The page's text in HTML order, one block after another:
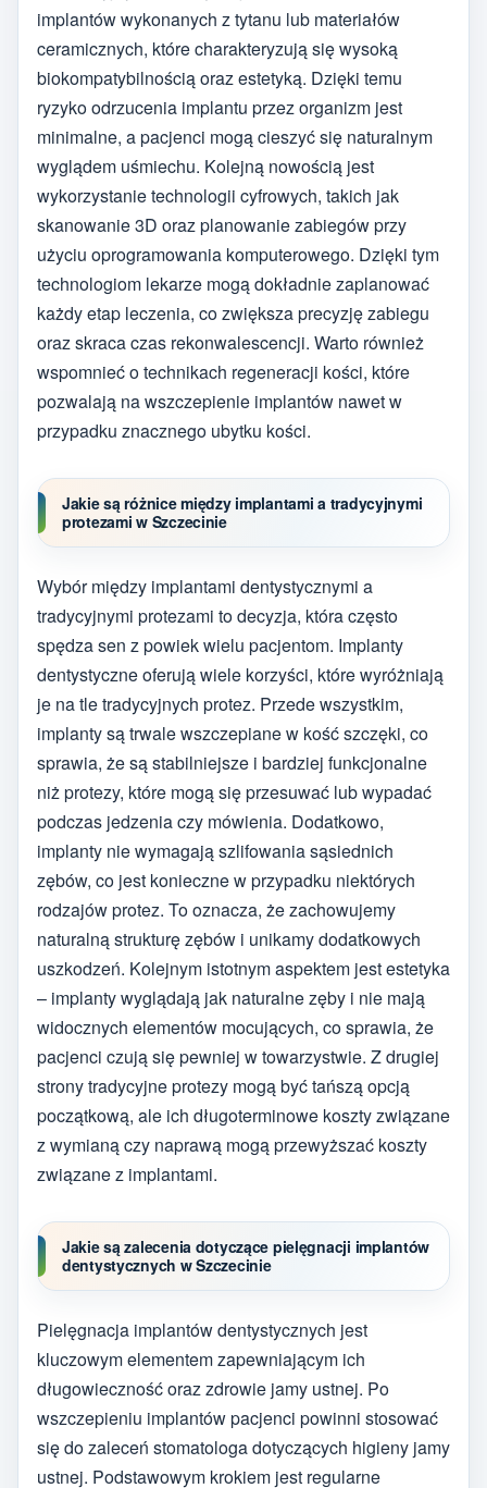
implantów wykonanych z tytanu lub materiałów
ceramicznych, które charakteryzują się wysoką
biokompatybilnością oraz estetyką. Dzięki temu
ryzyko odrzucenia implantu przez organizm jest
minimalne, a pacjenci mogą cieszyć się naturalnym
wyglądem uśmiechu. Kolejną nowością jest
wykorzystanie technologii cyfrowych, takich jak
skanowanie 3D oraz planowanie zabiegów przy
użyciu oprogramowania komputerowego. Dzięki tym
technologiom lekarze mogą dokładnie zaplanować
każdy etap leczenia, co zwiększa precyzję zabiegu
oraz skraca czas rekonwalescencji. Warto również
wspomnieć o technikach regeneracji kości, które
pozwalają na wszczepienie implantów nawet w
przypadku znacznego ubytku kości.
Jakie są różnice między implantami a tradycyjnymi
protezami w Szczecinie
Wybór między implantami dentystycznymi a
tradycyjnymi protezami to decyzja, która często
spędza sen z powiek wielu pacjentom. Implanty
dentystyczne oferują wiele korzyści, które wyróżniają
je na tle tradycyjnych protez. Przede wszystkim,
implanty są trwale wszczepiane w kość szczęki, co
sprawia, że są stabilniejsze i bardziej funkcjonalne
niż protezy, które mogą się przesuwać lub wypadać
podczas jedzenia czy mówienia. Dodatkowo,
implanty nie wymagają szlifowania sąsiednich
zębów, co jest konieczne w przypadku niektórych
rodzajów protez. To oznacza, że zachowujemy
naturalną strukturę zębów i unikamy dodatkowych
uszkodzeń. Kolejnym istotnym aspektem jest estetyka
– implanty wyglądają jak naturalne zęby i nie mają
widocznych elementów mocujących, co sprawia, że
pacjenci czują się pewniej w towarzystwie. Z drugiej
strony tradycyjne protezy mogą być tańszą opcją
początkową, ale ich długoterminowe koszty związane
z wymianą czy naprawą mogą przewyższać koszty
związane z implantami.
Jakie są zalecenia dotyczące pielęgnacji implantów
dentystycznych w Szczecinie
Pielęgnacja implantów dentystycznych jest
kluczowym elementem zapewniającym ich
długowieczność oraz zdrowie jamy ustnej. Po
wszczepieniu implantów pacjenci powinni stosować
się do zaleceń stomatologa dotyczących higieny jamy
ustnej. Podstawowym krokiem jest regularne